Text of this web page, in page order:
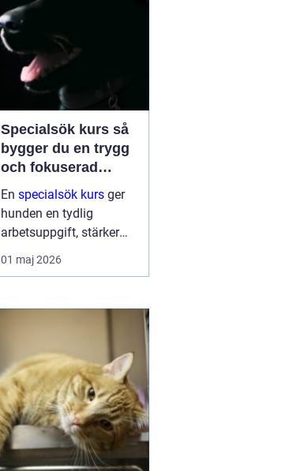
en hund som fungerar i
alla lägen, ...
Specialsök kurs så
bygger du en trygg
och fokuserad
sökhund
En specialsök kurs ger
hunden en tydlig
arbetsuppgift, stärker
självförtroendet och
skapar ett bättre
och förare. Genom
specifika dofte...
01 maj 2026